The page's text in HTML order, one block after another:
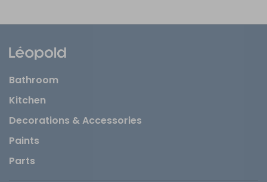
Bathroom
Kitchen
Decorations & Accessories
Paints
Parts